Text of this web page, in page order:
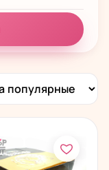
180
280